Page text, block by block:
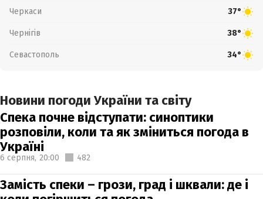
Черкаси 37°
Чернігів 38°
Севастополь 34°
Новини погоди України та світу
Спека почне відступати: синоптики
розповіли, коли та як зміниться погода в
Україні
6 серпня, 20:00 482
Замість спеки – грози, град і шквали: де і